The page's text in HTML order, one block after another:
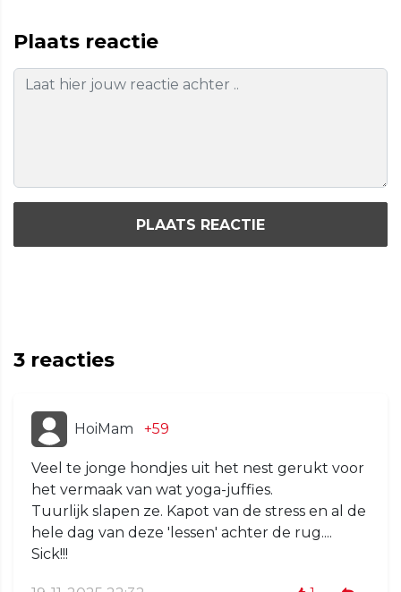
Plaats reactie
PLAATS REACTIE
3 reacties
HoiMam +59
Veel te jonge hondjes uit het nest gerukt voor
het vermaak van wat yoga-juffies.
Tuurlijk slapen ze. Kapot van de stress en al de
hele dag van deze 'lessen' achter de rug....
Sick!!!